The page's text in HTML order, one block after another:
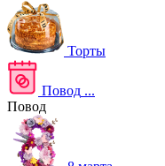
Торты
Повод ...
Повод